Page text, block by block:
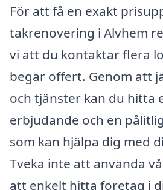
För att få en exakt
takrenovering i Alvhem
vi att du kontaktar flera
begär offert. Genom att
och tjänster kan du hitta
erbjudande och en
som kan hjälpa dig med
Tveka inte att använda
att enkelt hitta företag i